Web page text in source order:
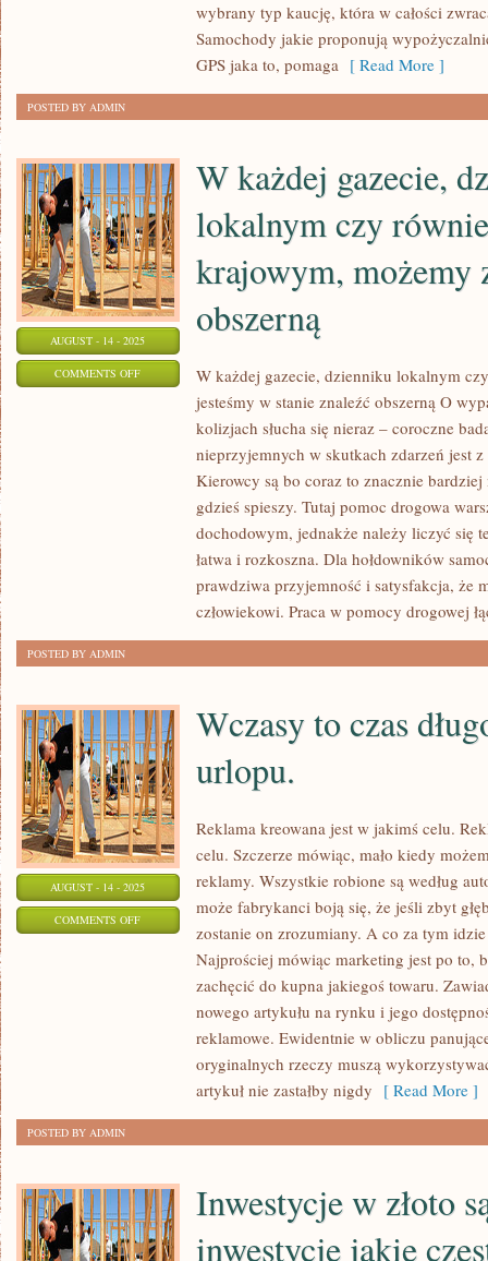
wybrany typ kaucję, która w całości
Samochody jakie proponują
GPS jaka to, pomaga [ Read More ]
POSTED BY ADMIN
AUGUST - 14 - 2025
COMMENTS OFFON
DZIENNIKU
LOKALNYM
KRAJOWYM,
OBSZERNĄ
W każdej gazecie,
lokalnym czy
krajowym, możemy
obszerną
W każdej gazecie, dzienniku lokalnym
jesteśmy w stanie znaleźć obszerną O
kolizjach słucha się nieraz – coroczne
nieprzyjemnych w skutkach zdarzeń jest
Kierowcy są bo coraz to znacznie
gdzieś spieszy. Tutaj pomoc drogowa
dochodowym, jednakże należy liczyć się
łatwa i rozkoszna. Dla hołdowników
prawdziwa przyjemność i satysfakcja, że
człowiekowi. Praca w pomocy drogowej
POSTED BY ADMIN
AUGUST - 14 - 2025
COMMENTS OFFON
Wczasy to czas
urlopu.
Reklama kreowana jest w jakimś celu.
celu. Szczerze mówiąc, mało kiedy
reklamy. Wszystkie robione są według
może fabrykanci boją się, że jeśli zbyt
zostanie on zrozumiany. A co za tym
Najprościej mówiąc marketing jest po to,
zachęcić do kupna jakiegoś towaru.
nowego artykułu na rynku i jego
reklamowe. Ewidentnie w obliczu
oryginalnych rzeczy muszą
artykuł nie zastałby nigdy [ Read More ]
POSTED BY ADMIN
Inwestycje w złoto
inwestycje jakie